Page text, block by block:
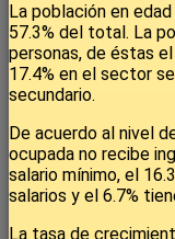
La población en
57.3% del total. La
personas, de éstas
17.4% en el sector
secundario.
De acuerdo al nivel
ocupada no recibe
salario mínimo, el
salarios y el 6.7%
La tasa de